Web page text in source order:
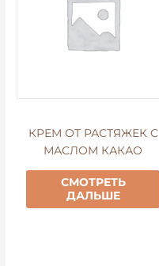
КРЕМ ОТ РАСТЯЖЕК С
МАСЛОМ КАКАО
СМОТРЕТЬ
ДАЛЬШЕ